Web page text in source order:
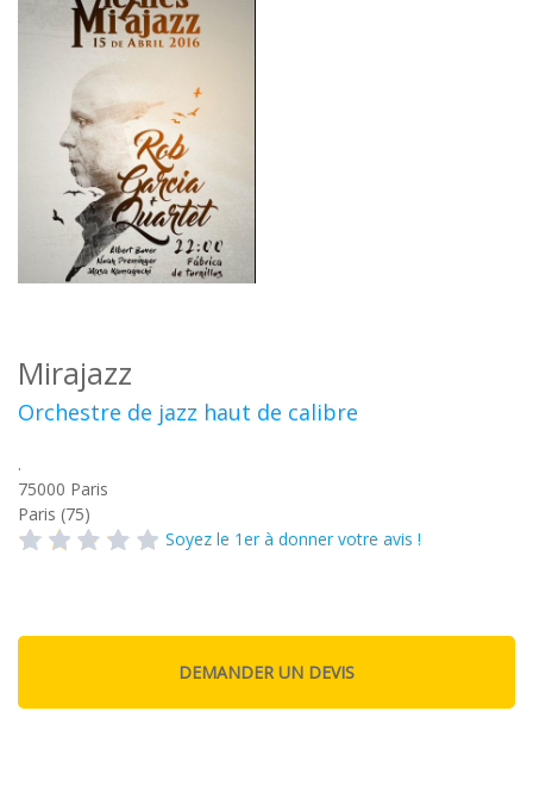
Mirajazz
Orchestre de jazz haut de calibre
.
75000 Paris
Paris (75)
Soyez le 1er à donner votre avis !